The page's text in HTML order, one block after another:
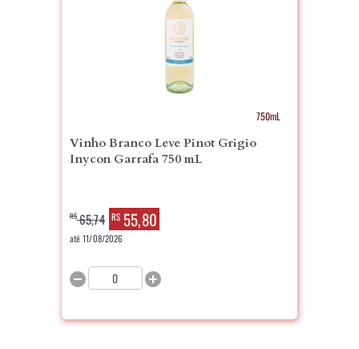
750mL
Vinho Branco Leve Pinot Grigio
Inycon Garrafa 750 mL
R$65,74 R$55,80
até 11/08/2026